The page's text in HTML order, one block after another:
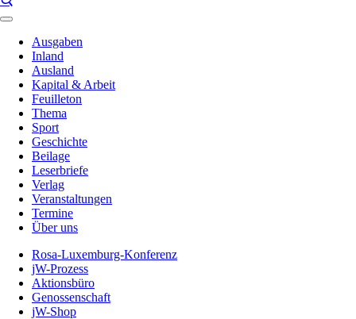
Ausgaben
Inland
Ausland
Kapital & Arbeit
Feuilleton
Thema
Sport
Geschichte
Beilage
Leserbriefe
Verlag
Veranstaltungen
Termine
Über uns
Rosa-Luxemburg-Konferenz
jW-Prozess
Aktionsbüro
Genossenschaft
jW-Shop